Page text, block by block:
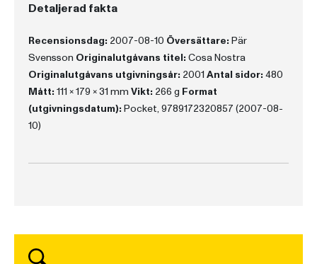
Detaljerad fakta
Recensionsdag: 2007-08-10 Översättare: Pär
Svensson Originalutgåvans titel: Cosa Nostra
Originalutgåvans utgivningsår: 2001 Antal sidor: 480
Mått: 111 x 179 x 31 mm Vikt: 266 g Format
(utgivningsdatum): Pocket, 9789172320857 (2007-08-
10)